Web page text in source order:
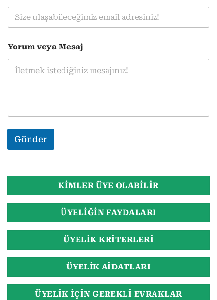
Yorum veya Mesaj
Gönder
KIMLER ÜYE OLABILIR
ÜYELIĞIN FAYDALARI
ÜYELIK KRITERLERI
ÜYELIK AIDATLARI
ÜYELIK IÇIN GEREKLI EVRAKLAR